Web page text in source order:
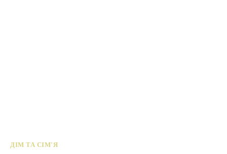
ДІМ ТА СІМ'Я